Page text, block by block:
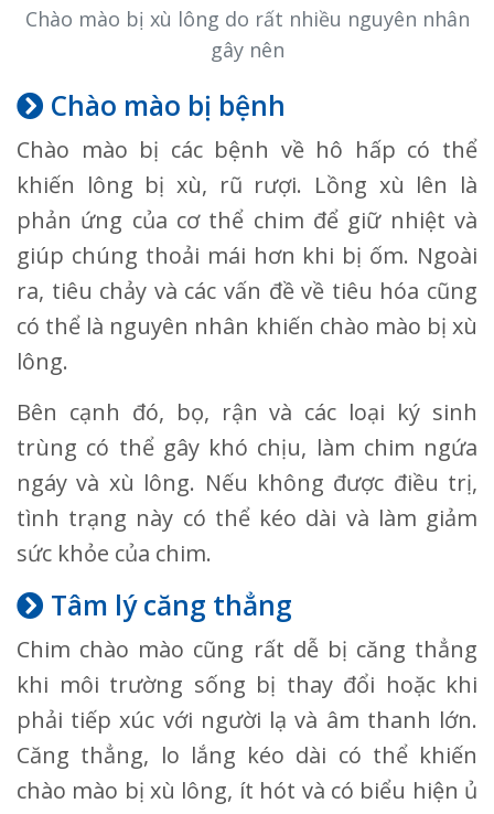
Chào mào bị xù lông do rất nhiều nguyên nhân
gây nên
Chào mào bị bệnh
Chào mào bị các bệnh về hô hấp có thể
khiến lông bị xù, rũ rượi. Lồng xù lên là
phản ứng của cơ thể chim để giữ nhiệt và
giúp chúng thoải mái hơn khi bị ốm. Ngoài
ra, tiêu chảy và các vấn đề về tiêu hóa cũng
có thể là nguyên nhân khiến chào mào bị xù
lông.
Bên cạnh đó, bọ, rận và các loại ký sinh
trùng có thể gây khó chịu, làm chim ngứa
ngáy và xù lông. Nếu không được điều trị,
tình trạng này có thể kéo dài và làm giảm
sức khỏe của chim.
Tâm lý căng thẳng
Chim chào mào cũng rất dễ bị căng thẳng
khi môi trường sống bị thay đổi hoặc khi
phải tiếp xúc với người lạ và âm thanh lớn.
Căng thẳng, lo lắng kéo dài có thể khiến
chào mào bị xù lông, ít hót và có biểu hiện ủ